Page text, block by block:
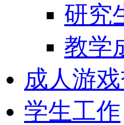
研究
教学
成人游
学生工作